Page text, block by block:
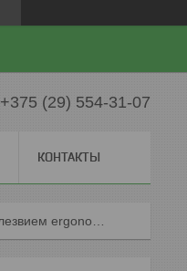
+375 (29) 554-31-07
КОНТАКТЫ